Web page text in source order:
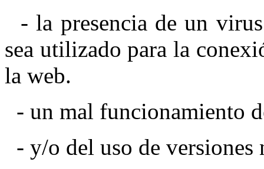
- la presencia de un
sea utilizado para la
la web.
- un mal funcionamiento
- y/o del uso de versiones